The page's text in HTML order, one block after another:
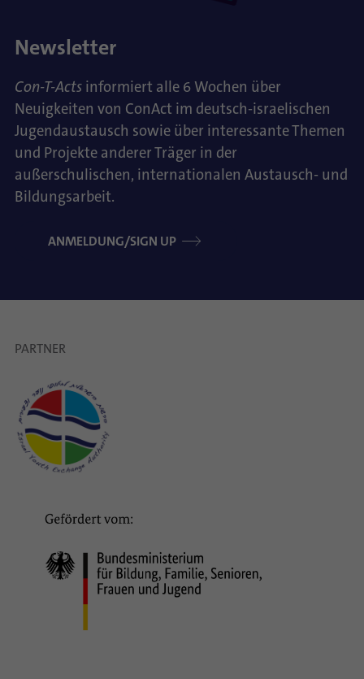
Newsletter
Con-T-Acts informiert alle 6 Wochen über
Neuigkeiten von ConAct im deutsch-israelischen
Jugendaustausch sowie über interessante Themen
und Projekte anderer Träger in der
außerschulischen, internationalen Austausch- und
Bildungsarbeit.
ANMELDUNG/SIGN UP
PARTNER